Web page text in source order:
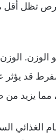
تظل أقل
الوزن.
قد
يزيد من
الغذائي